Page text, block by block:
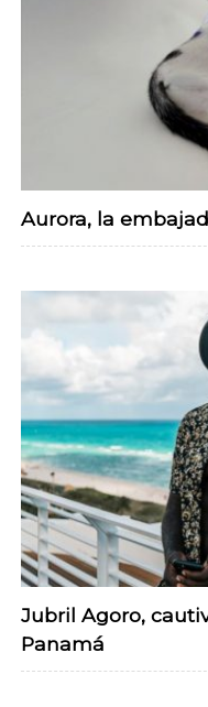
Aurora, la
Jubril Agoro,
Panamá